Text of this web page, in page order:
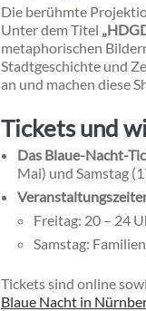
Die berühmte
Unter dem Titel
metaphorischen
Stadtgeschichte und
an und machen diese
Tickets und
Das Blaue-Nacht-
Mai) und Samstag
Freitag: 20 – 24
Samstag:
Tickets sind online
Blaue Nacht in